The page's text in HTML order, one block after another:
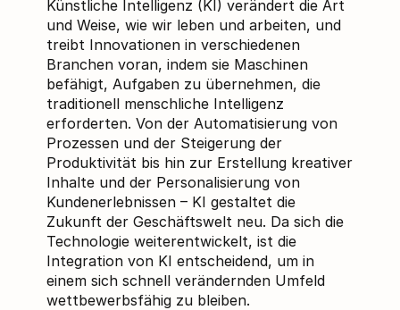
Künstliche Intelligenz (KI) verändert die Art
und Weise, wie wir leben und arbeiten, und
treibt Innovationen in verschiedenen
Branchen voran, indem sie Maschinen
befähigt, Aufgaben zu übernehmen, die
traditionell menschliche Intelligenz
erforderten. Von der Automatisierung von
Prozessen und der Steigerung der
Produktivität bis hin zur Erstellung kreativer
Inhalte und der Personalisierung von
Kundenerlebnissen – KI gestaltet die
Zukunft der Geschäftswelt neu. Da sich die
Technologie weiterentwickelt, ist die
Integration von KI entscheidend, um in
einem sich schnell verändernden Umfeld
wettbewerbsfähig zu bleiben.